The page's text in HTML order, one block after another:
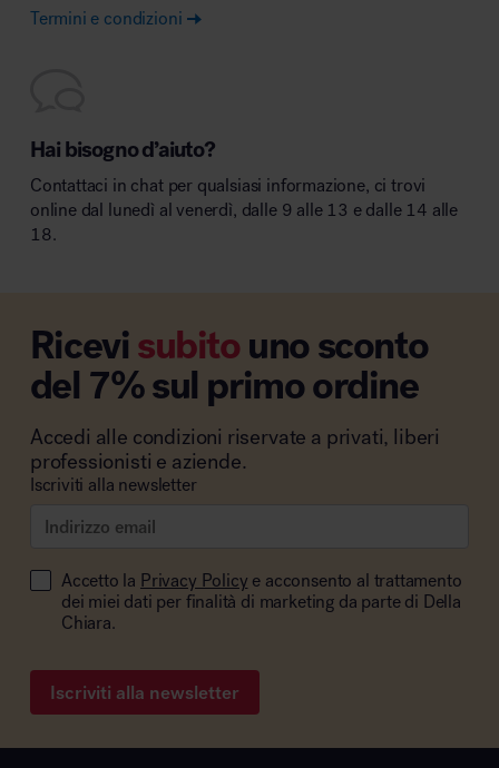
Termini e condizioni
Hai bisogno d’aiuto?
Contattaci in chat per qualsiasi informazione, ci trovi
online dal lunedì al venerdì, dalle 9 alle 13 e dalle 14 alle
18.
Ricevisubitouno sconto
del 7% sul primo ordine
Accedi alle condizioni riservate a privati, liberi
professionisti e aziende.
Iscriviti alla newsletter
Accetto la Privacy Policy e acconsento al trattamento
dei miei dati per finalità di marketing da parte di Della
Chiara.
Iscriviti alla newsletter